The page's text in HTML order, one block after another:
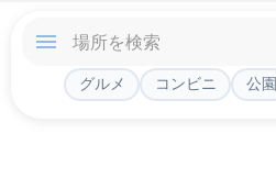
グルメ コンビニ 公園